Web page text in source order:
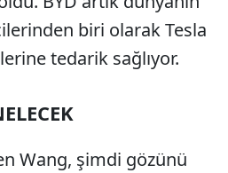
biri olarak Tesla
tedarik sağlıyor.
Wang, şimdi gözünü